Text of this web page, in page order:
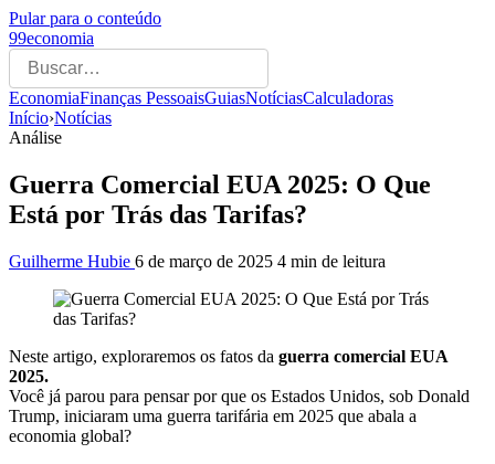
Pular para o conteúdo
99economia
EconomiaFinanças PessoaisGuiasNotíciasCalculadoras
Início›Notícias
Análise
Guerra Comercial EUA 2025: O Que
Está por Trás das Tarifas?
Guilherme Hubie 6 de março de 2025 4 min de leitura
Neste artigo, exploraremos os fatos da guerra comercial EUA
2025.
Você já parou para pensar por que os Estados Unidos, sob Donald
Trump, iniciaram uma guerra tarifária em 2025 que abala a
economia global?